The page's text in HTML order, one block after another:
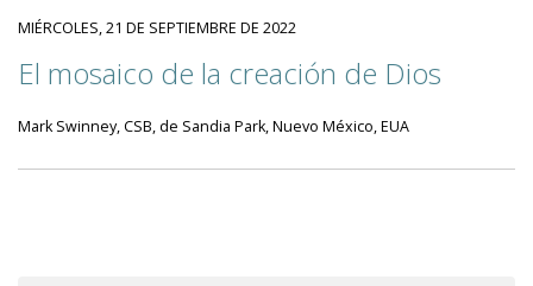
MIÉRCOLES, 21 DE SEPTIEMBRE DE 2022
El mosaico de la creación de Dios
Mark Swinney, CSB, de Sandia Park, Nuevo México, EUA